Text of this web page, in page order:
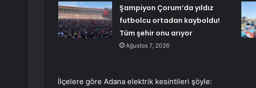
Şampiyon Çorum’da yıldız
futbolcu ortadan kayboldu!
Tüm şehir onu arıyor
Ağustos 7, 2026
İlçelere göre Adana elektrik kesintileri şöyle: